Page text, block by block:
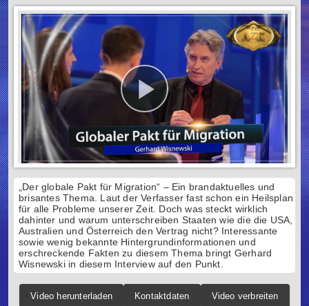
„Der globale Pakt für Migration“ – Ein brandaktuelles und
brisantes Thema. Laut der Verfasser fast schon ein Heilsplan
für alle Probleme unserer Zeit. Doch was steckt wirklich
dahinter und warum unterschreiben Staaten wie die die USA,
Australien und Österreich den Vertrag nicht? Interessante
sowie wenig bekannte Hintergrundinformationen und
erschreckende Fakten zu diesem Thema bringt Gerhard
Wisnewski in diesem Interview auf den Punkt.
Video herunterladen Kontaktdaten Video verbreiten